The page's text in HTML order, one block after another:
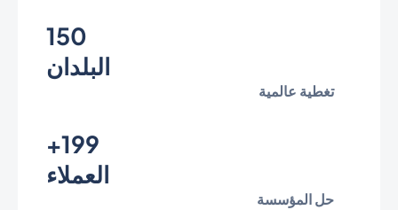
150
البلدان
تغطية عالمية
199+
العملاء
حل المؤسسة